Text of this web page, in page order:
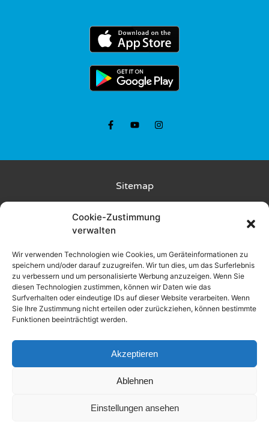
Cookie-Zustimmung
verwalten
Wir verwenden Technologien wie Cookies, um Geräteinformationen zu
speichern und/oder darauf zuzugreifen. Wir tun dies, um das Surferlebnis
zu verbessern und um personalisierte Werbung anzuzeigen. Wenn Sie
diesen Technologien zustimmen, können wir Daten wie das
Surfverhalten oder eindeutige IDs auf dieser Website verarbeiten. Wenn
Sie Ihre Zustimmung nicht erteilen oder zurückziehen, können bestimmte
Funktionen beeinträchtigt werden.
Akzeptieren
Ablehnen
Einstellungen ansehen
Liefer- und Zahlungsbedingungen
Kunde wirbt Kunde
Sitemap
Made by WOLKENGRAZER
Impressum
AGB
Datenschutz